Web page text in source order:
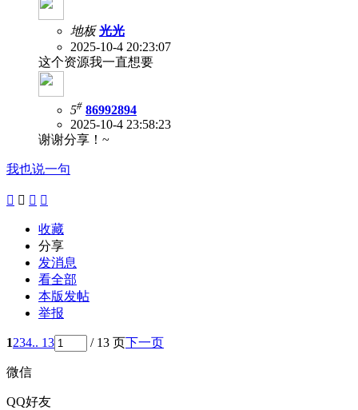
地板 光光
2025-10-4 20:23:07
这个资源我一直想要
5# 86992894
2025-10-4 23:58:23
谢谢分享！~
我也说一句
   
收藏
分享
发消息
看全部
本版发帖
举报
1234.. 13 / 13 页下一页
微信
QQ好友